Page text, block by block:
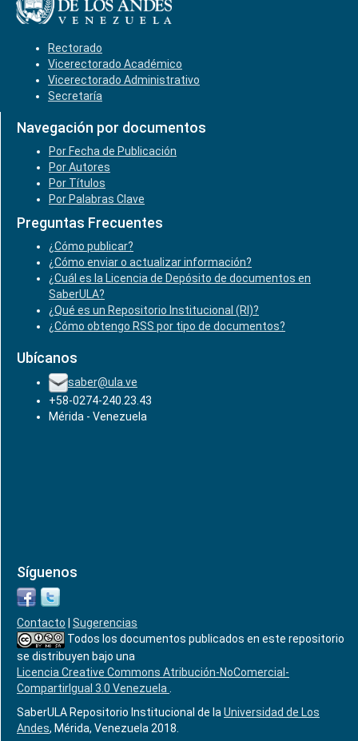
Rectorado
Vicerectorado Académico
Vicerectorado Administrativo
Secretaría
Navegación por documentos
Por Fecha de Publicación
Por Autores
Por Títulos
Por Palabras Clave
Preguntas Frecuentes
¿Cómo publicar?
¿Cómo enviar o actualizar información?
¿Cuál es la Licencia de Depósito de documentos en
SaberULA?
¿Qué es un Repositorio Institucional (RI)?
¿Cómo obtengo RSS por tipo de documentos?
Ubícanos
saber@ula.ve
+58-0274-240.23.43
Mérida - Venezuela
Síguenos
Contacto
Sugerencias
Todos los documentos publicados en este repositorio
se distribuyen bajo una
Licencia Creative Commons Atribución-NoComercial-
CompartirIgual 3.0 Venezuela
SaberULA Repositorio Institucional de la Universidad de Los
Andes, Mérida, Venezuela 2018.